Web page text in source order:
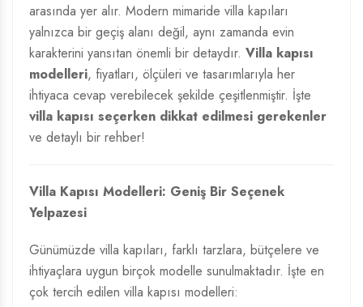
arasında yer alır. Modern mimaride villa kapıları
yalnızca bir geçiş alanı değil, aynı zamanda evin
karakterini yansıtan önemli bir detaydır. Villa kapısı
modelleri, fiyatları, ölçüleri ve tasarımlarıyla her
ihtiyaca cevap verebilecek şekilde çeşitlenmiştir. İşte
villa kapısı seçerken dikkat edilmesi gerekenler
ve detaylı bir rehber!
Villa Kapısı Modelleri: Geniş Bir Seçenek
Yelpazesi
Günümüzde villa kapıları, farklı tarzlara, bütçelere ve
ihtiyaçlara uygun birçok modelle sunulmaktadır. İşte en
çok tercih edilen villa kapısı modelleri: